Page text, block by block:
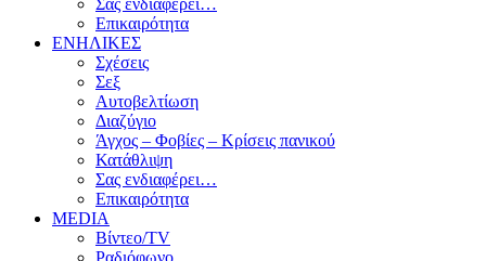
Σας ενδιαφέρει…
Επικαιρότητα
ΕΝΗΛΙΚΕΣ
Σχέσεις
Σεξ
Αυτοβελτίωση
Διαζύγιο
Άγχος – Φοβίες – Κρίσεις πανικού
Κατάθλιψη
Σας ενδιαφέρει…
Επικαιρότητα
MEDIA
Βίντεο/TV
Ραδιόφωνο